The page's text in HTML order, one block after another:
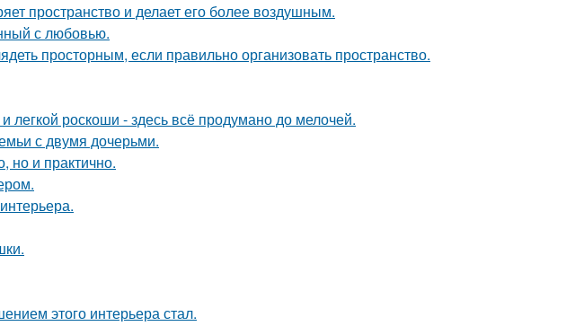
пространство и делает его более воздушным.
с любовью.
просторным, если правильно организовать пространство.
роскоши - здесь всё продумано до мелочей.
с двумя дочерьми.
но и практично.
этого интерьера стал.